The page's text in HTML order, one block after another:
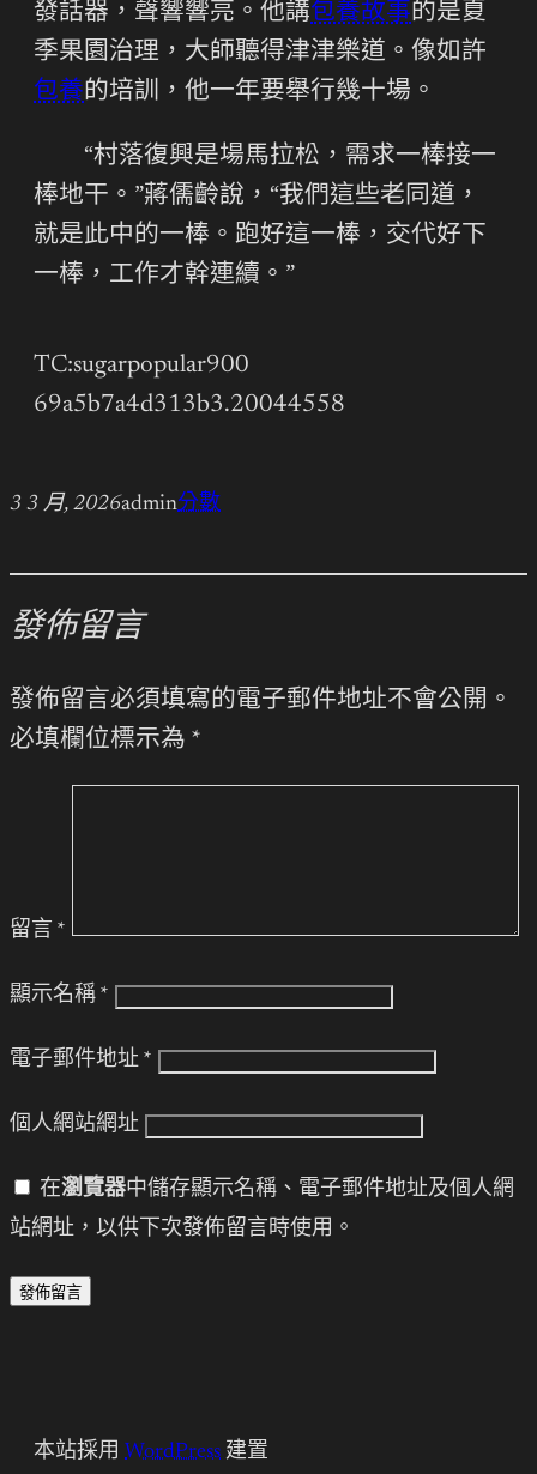
發話器，聲響響亮。他講包養故事的是夏
季果園治理，大師聽得津津樂道。像如許
包養的培訓，他一年要舉行幾十場。
“村落復興是場馬拉松，需求一棒接一
棒地干。”蔣儒齡說，“我們這些老同道，
就是此中的一棒。跑好這一棒，交代好下
一棒，工作才幹連續。”
TC:sugarpopular900
69a5b7a4d313b3.20044558
3 3 月, 2026admin分數
發佈留言
發佈留言必須填寫的電子郵件地址不會公開。
必填欄位標示為 *
留言 *
顯示名稱 *
電子郵件地址 *
個人網站網址
在瀏覽器中儲存顯示名稱、電子郵件地址及個人網
站網址，以供下次發佈留言時使用。
本站採用 WordPress 建置